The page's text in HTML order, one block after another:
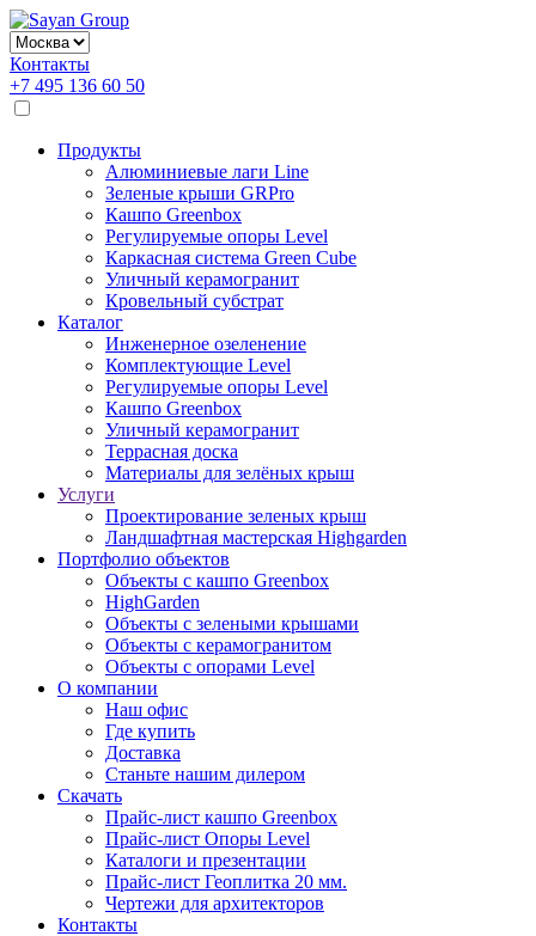
Контакты
+7 495 136 60 50
Продукты
Алюминиевые лаги Line
Зеленые крыши GRPro
Кашпо Greenbox
Регулируемые опоры Level
Каркасная система Green Cube
Уличный керамогранит
Кровельный субстрат
Каталог
Инженерное озеленение
Комплектующие Level
Регулируемые опоры Level
Кашпо Greenbox
Уличный керамогранит
Террасная доска
Материалы для зелёных крыш
Услуги
Проектирование зеленых крыш
Ландшафтная мастерская Highgarden
Портфолио объектов
Объекты с кашпо Greenbox
HighGarden
Объекты с зелеными крышами
Объекты с керамогранитом
Объекты с опорами Level
О компании
Наш офис
Где купить
Доставка
Станьте нашим дилером
Скачать
Прайс-лист кашпо Greenbox
Прайс-лист Опоры Level
Каталоги и презентации
Прайс-лист Геоплитка 20 мм.
Чертежи для архитекторов
Контакты